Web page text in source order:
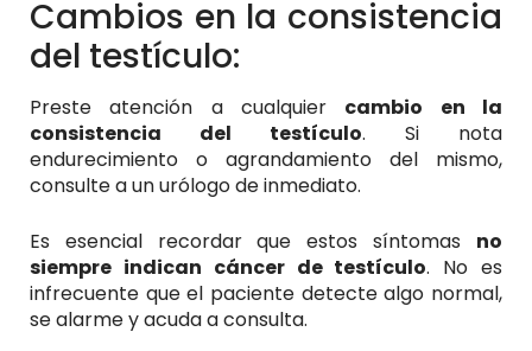
Cambios en la consistencia
del testículo:
Preste atención a cualquier cambio en la
consistencia del testículo. Si nota
endurecimiento o agrandamiento del mismo,
consulte a un urólogo de inmediato.
Es esencial recordar que estos síntomas no
siempre indican cáncer de testículo. No es
infrecuente que el paciente detecte algo normal,
se alarme y acuda a consulta.